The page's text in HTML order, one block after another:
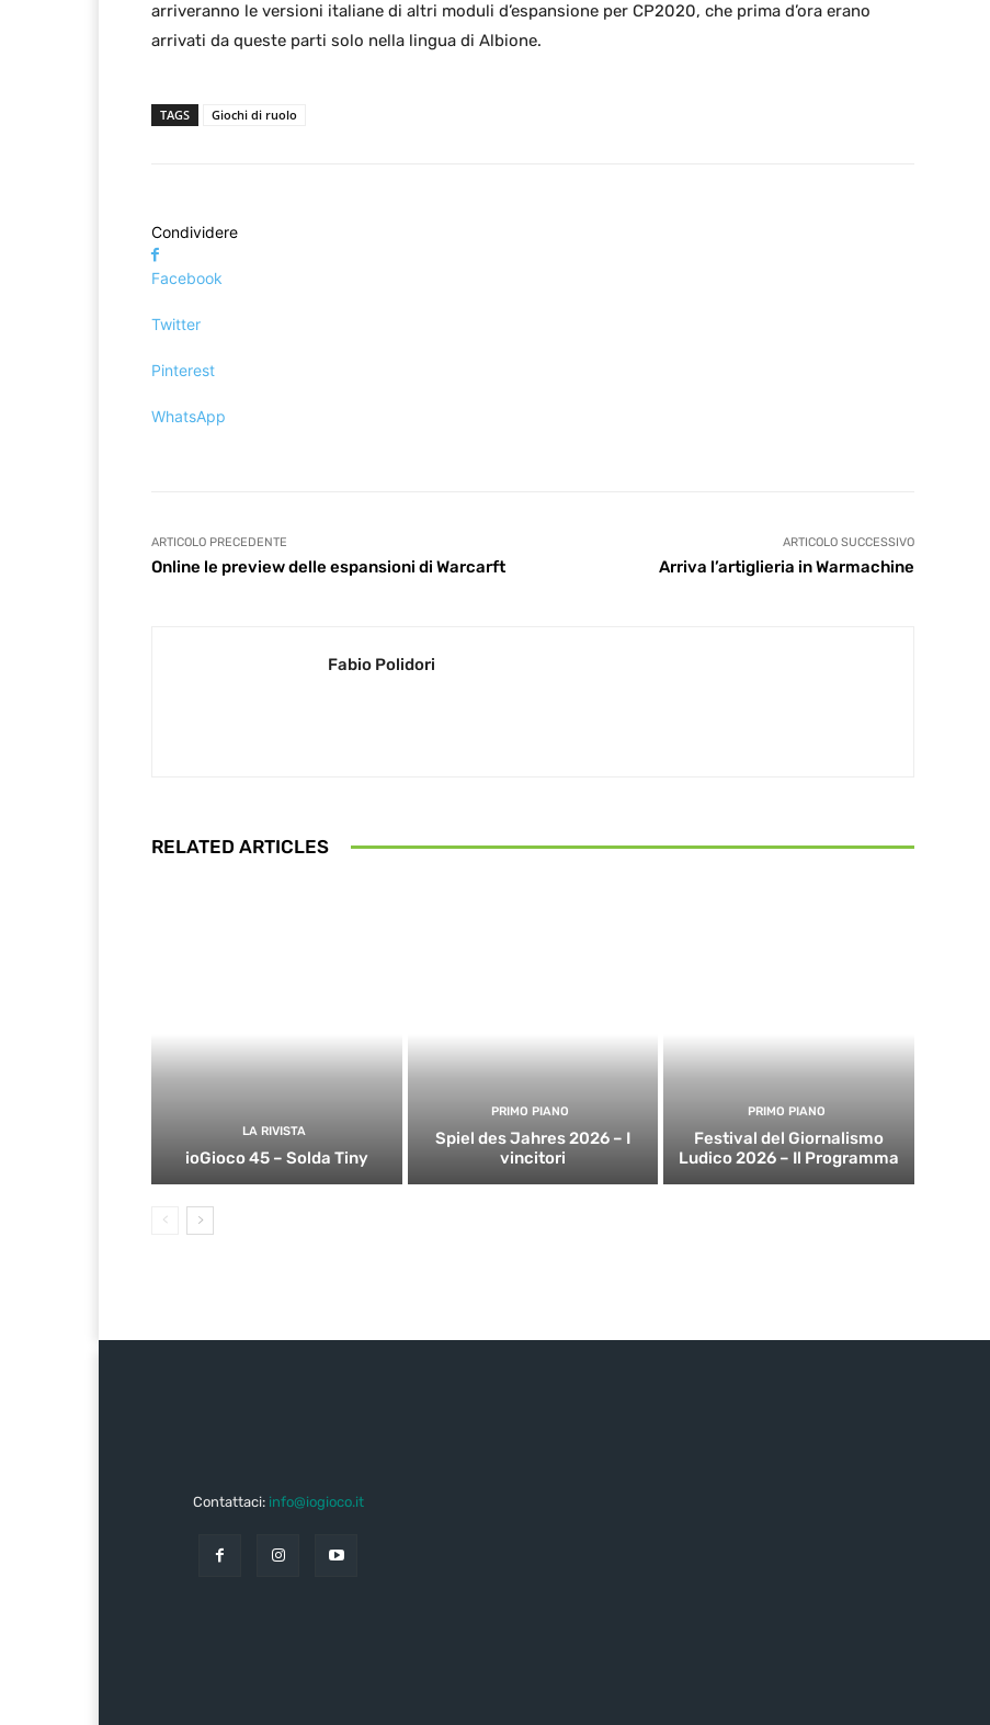
arriveranno le versioni italiane di altri moduli d’espansione per CP2020, che prima d’ora erano
arrivati da queste parti solo nella lingua di Albione.
TAGS Giochi di ruolo
Condividere
Facebook
Twitter
Pinterest
WhatsApp
ARTICOLO PRECEDENTE
Online le preview delle espansioni di Warcarft
ARTICOLO SUCCESSIVO
Arriva l’artiglieria in Warmachine
Fabio Polidori
RELATED ARTICLES
LA RIVISTA
ioGioco 45 – Solda Tiny
PRIMO PIANO
Spiel des Jahres 2026 – I
vincitori
PRIMO PIANO
Festival del Giornalismo
Ludico 2026 – Il Programma
Contattaci: info@iogioco.it